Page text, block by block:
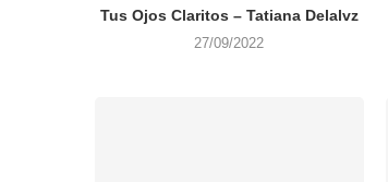
Tus Ojos Claritos – Tatiana Delalvz
27/09/2022